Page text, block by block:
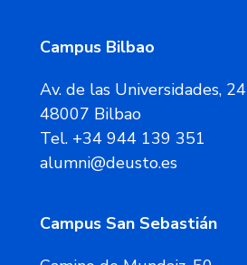
Campus Bilbao
Av. de las Universidades, 24
48007 Bilbao
Tel. +34 944 139 351
alumni@deusto.es
Campus San Sebastián